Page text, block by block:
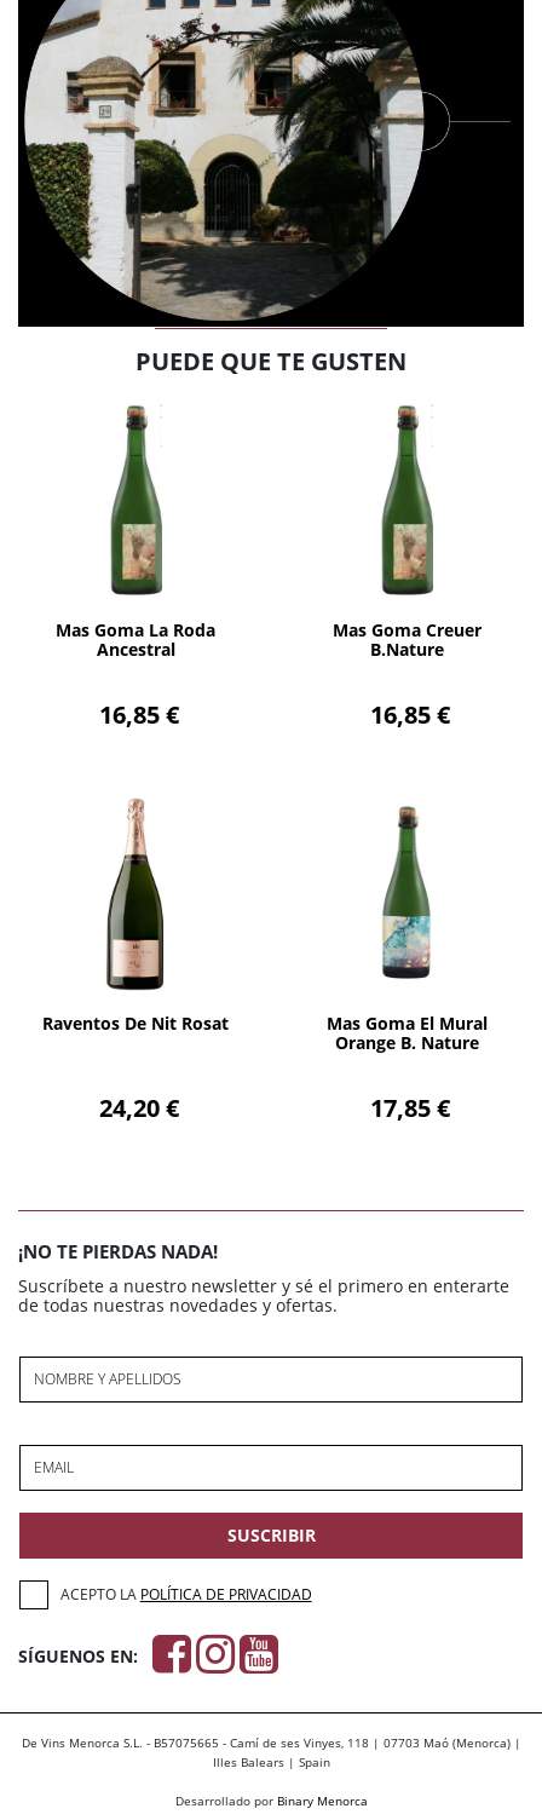
PUEDE QUE TE GUSTEN
Mas Goma La Roda
Ancestral
16,85 €
AÑADIR
Mas Goma Creuer
B.Nature
16,85 €
AÑADIR
Raventos De Nit Rosat
24,20 €
AÑADIR
Mas Goma El Mural
Orange B. Nature
17,85 €
¡NO TE PIERDAS NADA!
Suscríbete a nuestro newsletter y sé el primero en enterarte
de todas nuestras novedades y ofertas.
NOMBRE Y APELLIDOS
EMAIL
SUSCRIBIR
ACEPTO LA POLÍTICA DE PRIVACIDAD
SÍGUENOS EN:
De Vins Menorca S.L. - B57075665 - Camí de ses Vinyes, 118 | 07703 Maó (Menorca) |
Illes Balears | Spain
Desarrollado por Binary Menorca